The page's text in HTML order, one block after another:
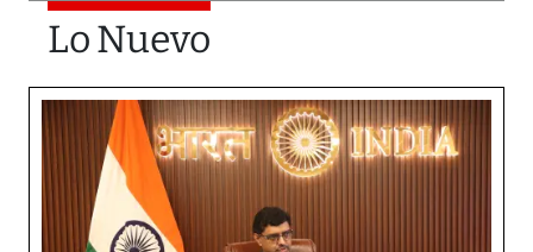
Lo Nuevo